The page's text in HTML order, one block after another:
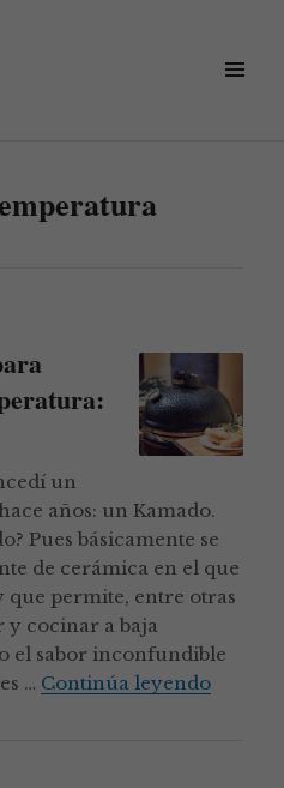
un
años: un Kamado.
Pues básicamente se
de cerámica en el que
que permite, entre otras
y cocinar a baja
el sabor inconfundible
… Continúa leyendoMi